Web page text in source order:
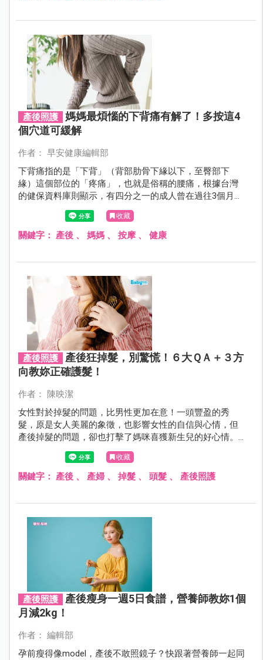
產後照護
媽媽最煩惱的下背痛有解了！多按這4
個穴道可緩解
作者： 早安健康編輯部
下背痛指的是「下背」（背部肋骨下緣以下，至臀部下
緣）這個部位的「疼痛」，也就是俗稱的腰痛，根據台灣
的健保資料庫則顯示，有四分之一的成人曾在過往3個月中
經歷一次下背痛，尤其是許多因工作需求，不得不長時間
維持坐姿或站姿的人，若是姿勢不正確，或維持同一姿勢
過久，往往導致肌肉痠痛，腰痠背痛也就找上門了。
收藏
關鍵字： 產後、 媽媽、 按摩、 健康
產後照護
產後狂掉髮，別驚慌！６大ＱＡ＋３方
向教妳正確護髮！
作者： 陳映潔
女性對於掉髮的問題，比男性更加在意！一頭豐盈的秀
髮，原是女人美麗的象徵，也影響女性的自信與心情，但
產後掉髮的問題，卻也打擊了媽咪喜獲新生兒的好心情。
到底為什麼生了孩子，頭髮會掉得這麼厲害？該怎麼照護
收藏
關鍵字： 產後、 產婦、 掉髮、 頭髮、 產後照護
產後照護
產後瘦身一週5日食譜，營養師教妳1個
月減2kg！
作者： 編輯部
孕前瘦得像model，產後不敢照鏡子？快跟著營養師一起同